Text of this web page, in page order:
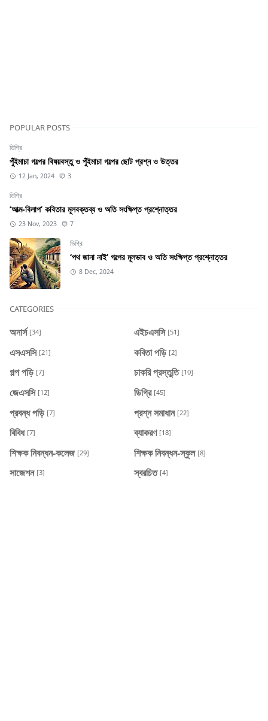
POPULAR POSTS
ডিগ্রি
পুঁইমাচা গল্পের বিষয়বস্তু ও পুঁইমাচা গল্পের ছোট প্রশ্ন ও উত্তর
12 Jan, 2024 3
ডিগ্রি
‘আত্ম-বিলাপ’ কবিতার মূলবক্তব্য ও অতি সংক্ষিপ্ত প্রশ্নোত্তর
23 Nov, 2023 7
ডিগ্রি
‘পথ জানা নাই’ গল্পের মূলভাব ও অতি সংক্ষিপ্ত প্রশ্নোত্তর
8 Dec, 2024
CATEGORIES
অনার্স [34] এইচএসসি [51]
এসএসসি [21] কবিতা পড়ি [2]
গল্প পড়ি [7] চাকরি প্রস্তুতি [10]
জেএসসি [12] ডিগ্রি [45]
প্রবন্ধ পড়ি [7] প্রশ্ন সমাধান [22]
বিবিধ [7] ব্যাকরণ [18]
শিক্ষক নিবন্ধন-কলেজ [29] শিক্ষক নিবন্ধন-স্কুল [8]
সাজেশন [3] স্বরচিত [4]